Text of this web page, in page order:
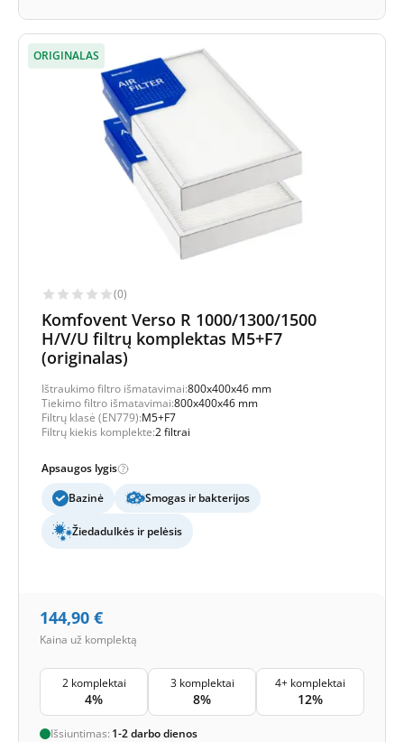
ORIGINALAS
(0)
Komfovent Verso R 1000/1300/1500
H/V/U filtrų komplektas M5+F7
(originalas)
Ištraukimo filtro išmatavimai:800x400x46 mm
Tiekimo filtro išmatavimai:800x400x46 mm
Filtrų klasė (EN779):M5+F7
Filtrų kiekis komplekte:2 filtrai
Apsaugos lygis
Bazinė
Smogas ir bakterijos
Žiedadulkės ir pelėsis
144,90 €
Kaina už komplektą
2 komplektai
4%
3 komplektai
8%
4+ komplektai
12%
Išsiuntimas: 1-2 darbo dienos